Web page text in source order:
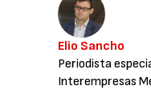
Elio Sancho
Periodista
Interempresas